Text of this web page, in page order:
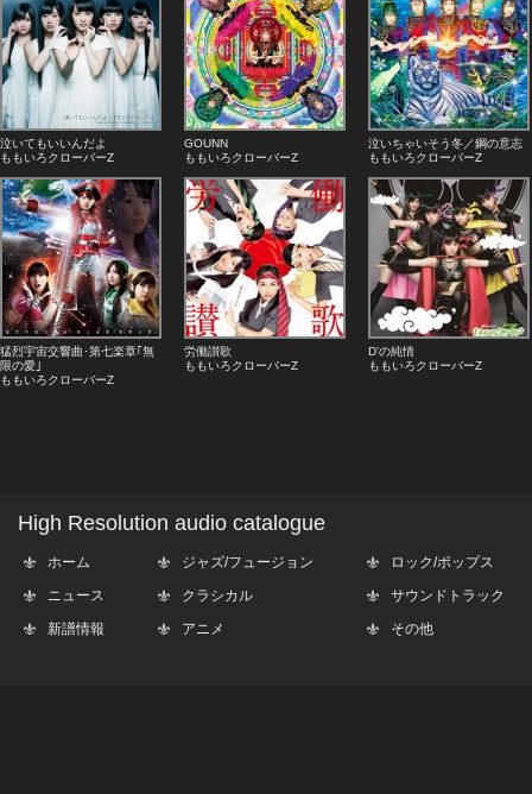
泣いてもいいんだよ
ももいろクローバーZ
GOUNN
ももいろクローバーZ
泣いちゃいそう冬／鋼の意志
ももいろクローバーZ
猛烈宇宙交響曲･第七楽章｢無
限の愛｣
ももいろクローバーZ
労働讃歌
ももいろクローバーZ
D’の純情
ももいろクローバーZ
High Resolution audio catalogue
ホーム
ニュース
新譜情報
ジャズ/フュージョン
クラシカル
アニメ
ロック/ポップス
サウンドトラック
その他